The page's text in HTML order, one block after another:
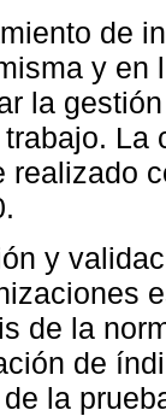
de
y en
la
realizado
y
de la
de
la